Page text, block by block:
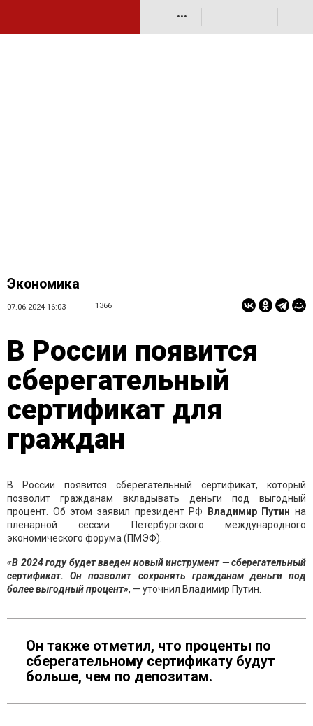
•••
Экономика
07.06.2024 16:03 1366
В России появится
сберегательный
сертификат для
граждан
В России появится сберегательный сертификат, который
позволит гражданам вкладывать деньги под выгодный
процент. Об этом заявил президент РФ
Владимир Путин на
пленарной сессии Петербургского международного
экономического форума (ПМЭФ).
«В 2024 году будет введен новый инструмент — сберегательный
сертификат. Он позволит сохранять гражданам деньги под
более выгодный процент», — уточнил Владимир Путин.
Он также отметил, что проценты по
сберегательному сертификату будут
больше, чем по депозитам.